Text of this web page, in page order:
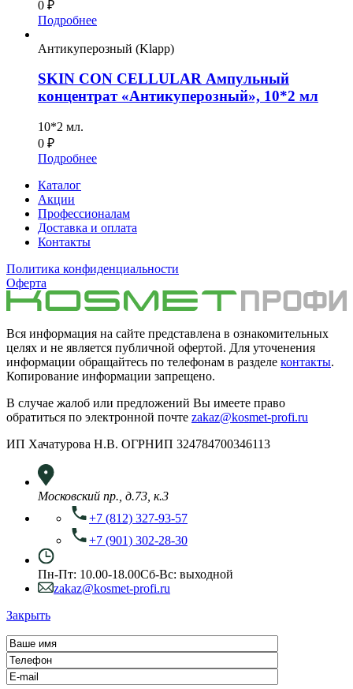
0 ₽
Подробнее
Антикуперозный (Klapp)
SKIN CON CELLULAR Ампульный
концентрат «Антикуперозный», 10*2 мл
10*2 мл.
0 ₽
Подробнее
Каталог
Акции
Профессионалам
Доставка и оплата
Контакты
Политика конфиденциальности
Оферта
Вся информация на сайте представлена в ознакомительных
целях и не является публичной офертой. Для уточенения
информации обращайтесь по телефонам в разделе контакты.
Копирование информации запрещено.
В случае жалоб или предложений Вы имеете право
обратиться по электронной почте zakaz@kosmet-profi.ru
ИП Хачатурова Н.В. ОГРНИП 324784700346113
Московский пр., д.73, к.3
+7 (812) 327-93-57
+7 (901) 302-28-30
Пн-Пт: 10.00-18.00Сб-Вс: выходной
zakaz@kosmet-profi.ru
Закрыть